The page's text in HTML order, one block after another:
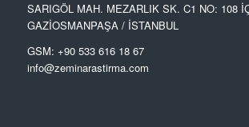
SARIGÖL MAH. MEZARLIK SK. C1 NO: 108
GAZİOSMANPAŞA / İSTANBUL
GSM: +90 533 616 18 67
info@zeminarastirma.com